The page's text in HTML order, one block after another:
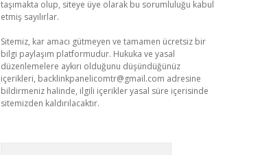
taşımakta olup, siteye üye olarak bu sorumluluğu kabul
etmiş sayılırlar.
Sitemiz, kar amacı gütmeyen ve tamamen ücretsiz bir
bilgi paylaşım platformudur. Hukuka ve yasal
düzenlemelere aykırı olduğunu düşündüğünüz
içerikleri, backlinkpanelicomtr@gmail.com adresine
bildirmeniz halinde, ilgili içerikler yasal süre içerisinde
sitemizden kaldırılacaktır.